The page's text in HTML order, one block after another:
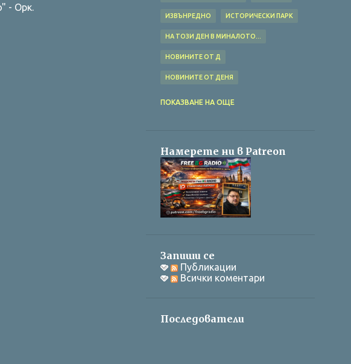
- Орк.
ИЗВЪНРЕДНО ИСТОРИЧЕСКИ ПАРК
НА ТОЗИ ДЕН В МИНАЛОТО...
НОВИНИТЕ ОТ Д
НОВИНИТЕ ОТ ДЕНЯ
ПОКАЗВАНЕ НА ОЩЕ
Намерете ни в Patreon
Запиши се
Публикации
Всички коментари
Последователи